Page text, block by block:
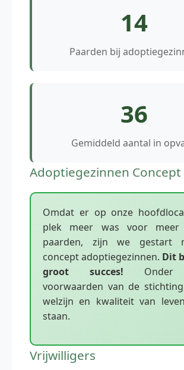
14
Paarden bij
36
Gemiddeld aantal in
Adoptiegezinnen Concept
Omdat er op onze
plek meer was voor
paarden, zijn we gestart
concept adoptiegezinnen. Dit
groot succes! Onder
voorwaarden van de
welzijn en kwaliteit van
staan.
Vrijwilligers